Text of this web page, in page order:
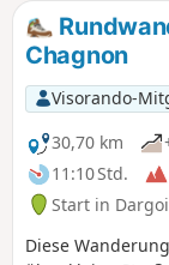
Chagnon
Visorando-
30,70 km
11:10 Std.
Start in
Diese